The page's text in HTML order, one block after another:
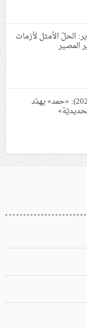
ائتلاف 14 فبراير: الحلّ الأمثل لأزمات
المصير
حدث الأسبوع (السبت – 20 يونيو 2026): «حمد» يهدّد